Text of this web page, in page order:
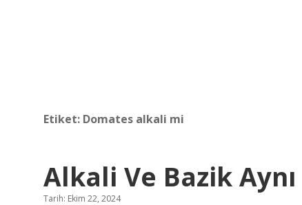
Etiket: Domates alkali mi
Alkali Ve Bazik
Tarih: Ekim 22, 2024